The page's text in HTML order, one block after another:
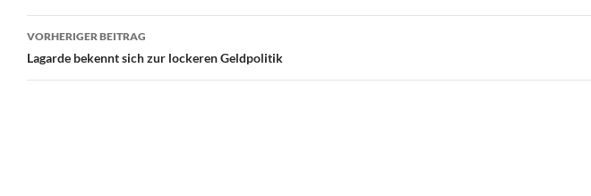
Beitrags-
Navigation
VORHERIGER BEITRAG
Lagarde bekennt sich zur lockeren Geldpolitik